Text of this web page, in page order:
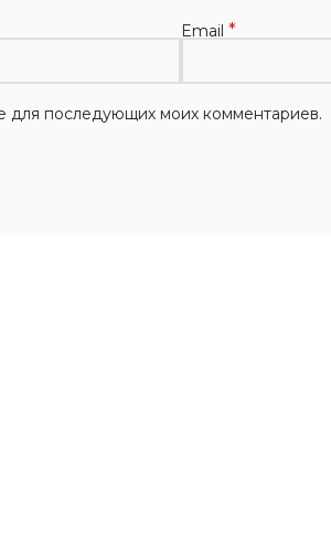
Email *
для последующих моих комментариев.